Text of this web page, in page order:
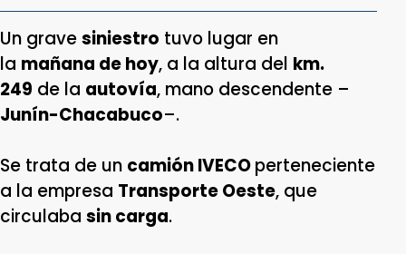
Un gravesiniestro tuvo lugar en
la mañana de hoy, a la altura del km.
249 de la autovía, mano descendente –
Junín-Chacabuco–.
Se trata de un camión IVECOperteneciente
a la empresa Transporte Oeste, que
circulaba sin carga.